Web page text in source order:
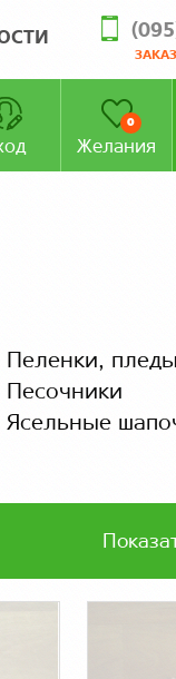
Желания
0
Пеленки,
Песочники
Ясельные